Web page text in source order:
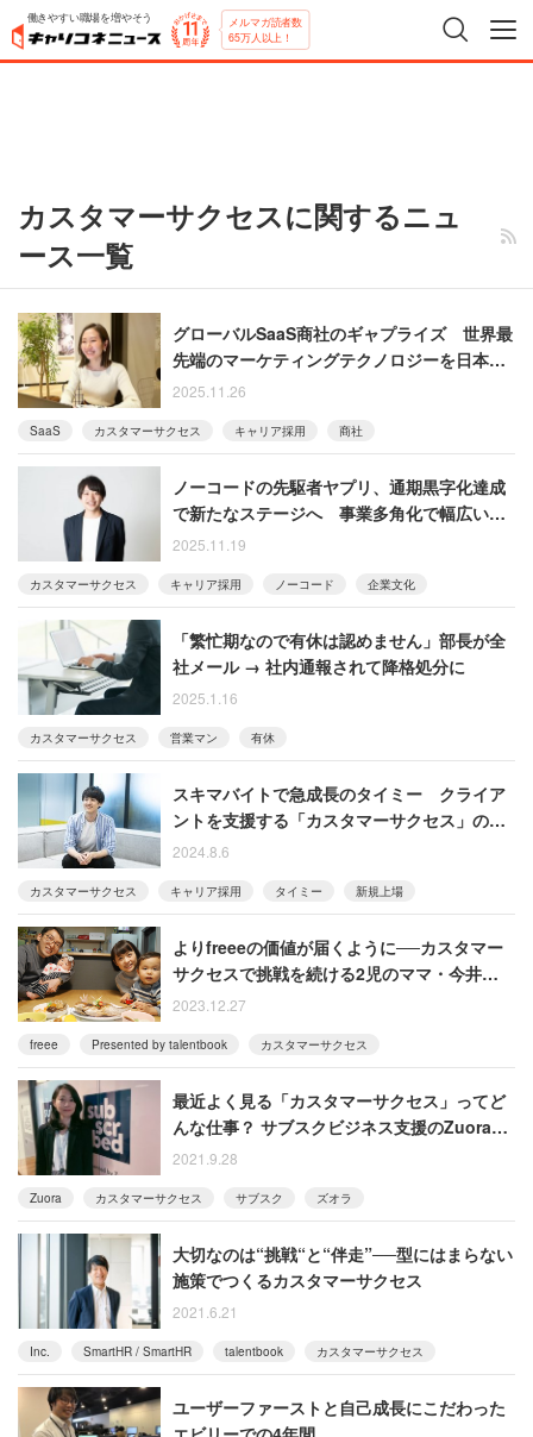
働きやすい職場を増やそう メルマガ読者数
65万人以上！
カスタマーサクセスに関するニュ
ース一覧
グローバルSaaS商社のギャプライズ 世界最
先端のマーケティングテクノロジーを日本企
業へ提供するスタッフ採用を強化
2025.11.26
SaaS カスタマーサクセス キャリア採用 商社
ノーコードの先駆者ヤプリ、通期黒字化達成
で新たなステージへ 事業多角化で幅広いポ
ジションの人材を募集
2025.11.19
カスタマーサクセス キャリア採用 ノーコード 企業文化
「繁忙期なので有休は認めません」部長が全
社メール → 社内通報されて降格処分に
2025.1.16
カスタマーサクセス 営業マン 有休
スキマバイトで急成長のタイミー クライア
ントを支援する「カスタマーサクセス」の採
用を強化する理由
2024.8.6
カスタマーサクセス キャリア採用 タイミー 新規上場
よりfreeeの価値が届くように──カスタマー
サクセスで挑戦を続ける2児のママ・今井の葛
藤と成長
2023.12.27
freee Presented by talentbook カスタマーサクセス
最近よく見る「カスタマーサクセス」ってど
んな仕事？ サブスクビジネス支援のZuoraに
聞いた
2021.9.28
Zuora カスタマーサクセス サブスク ズオラ
大切なのは“挑戦“と“伴走”──型にはまらない
施策でつくるカスタマーサクセス
2021.6.21
Inc. SmartHR / SmartHR talentbook カスタマーサクセス
ユーザーファーストと自己成長にこだわった